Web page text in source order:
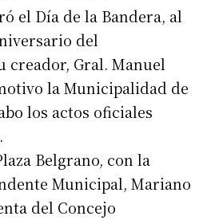
el Día de la Bandera, al
del
creador, Gral. Manuel
la Municipalidad de
los actos oficiales
Belgrano, con la
Municipal, Mariano
del Concejo